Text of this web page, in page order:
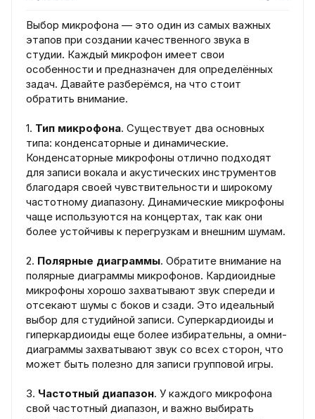
Выбор микрофона — это один из самых важных
этапов при создании качественного звука в
студии. Каждый микрофон имеет свои
особенности и предназначен для определённых
задач. Давайте разберёмся, на что стоит
обратить внимание.
1. Тип микрофона. Существует два основных
типа: конденсаторные и динамические.
Конденсаторные микрофоны отлично подходят
для записи вокала и акустических инструментов
благодаря своей чувствительности и широкому
частотному диапазону. Динамические микрофоны
чаще используются на концертах, так как они
более устойчивы к перегрузкам и внешним шумам.
2. Полярные диаграммы. Обратите внимание на
полярные диаграммы микрофонов. Кардиоидные
микрофоны хорошо захватывают звук спереди и
отсекают шумы с боков и сзади. Это идеальный
выбор для студийной записи. Суперкардиоиды и
гиперкардиоиды еще более избирательны, а омни-
диаграммы захватывают звук со всех сторон, что
может быть полезно для записи групповой игры.
3. Частотный диапазон. У каждого микрофона
свой частотный диапазон, и важно выбирать